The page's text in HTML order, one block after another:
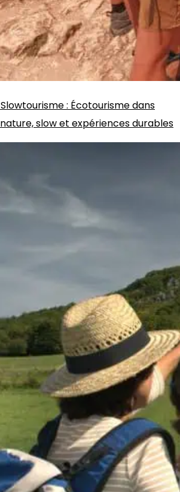
Slowtourisme: Écotourisme dans
nature, slow et expériences durables